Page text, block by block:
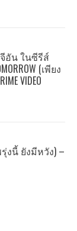
อัน ในซีรีส์
(เพียง
VIDEO
พรุ่งนี้ ยังมีหวัง) –